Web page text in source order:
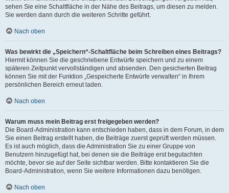
sehen Sie eine Schaltfläche in der Nähe des Beitrags, um diesen zu melden.
Sie werden dann durch die weiteren Schritte geführt.
Nach oben
Was bewirkt die „Speichern“-Schaltfläche beim Schreiben eines Beitrags?
Hiermit können Sie die geschriebene Entwürfe speichern und zu einem
späteren Zeitpunkt vervollständigen und absenden. Den gesicherten Beitrag
können Sie mit der Funktion „Gespeicherte Entwürfe verwalten“ in Ihrem
persönlichen Bereich erneut laden.
Nach oben
Warum muss mein Beitrag erst freigegeben werden?
Die Board-Administration kann entschieden haben, dass in dem Forum, in dem
Sie einen Beitrag erstellt haben, die Beiträge zuerst geprüft werden müssen.
Es ist auch möglich, dass die Administration Sie zu einer Gruppe von
Benutzern hinzugefügt hat, bei denen sie die Beiträge erst begutachten
möchte, bevor sie auf der Seite sichtbar werden. Bitte kontaktieren Sie die
Board-Administration, wenn Sie weitere Informationen dazu benötigen.
Nach oben